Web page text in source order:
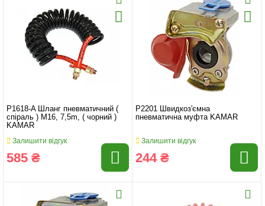
P1618-A Шланг пневматичний (
спіраль ) M16, 7,5m, ( чорний )
KAMAR
Залишити відгук
585 ₴
P2201 Швидкоз'ємна
пневматична муфта KAMAR
Залишити відгук
244 ₴